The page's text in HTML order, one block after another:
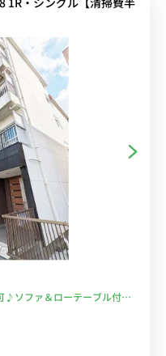
♪ソファ＆ローテーブル付き
/新宿、新横浜まで乗換なし
ル中！